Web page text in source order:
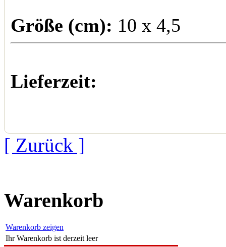
Größe (cm): 10 x 4,5
Lieferzeit:
[ Zurück ]
Warenkorb
Warenkorb zeigen
Ihr Warenkorb ist derzeit leer